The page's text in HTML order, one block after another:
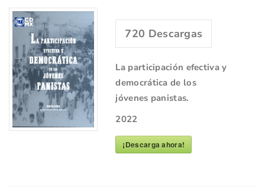
720 Descargas
La participación efectiva y
democrática de los
jóvenes panistas.
2022
¡Descarga ahora!